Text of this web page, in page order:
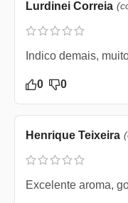
Lurdinei Correia
Indico demais,
0 0
Henrique Teixeira
Excelente aroma,